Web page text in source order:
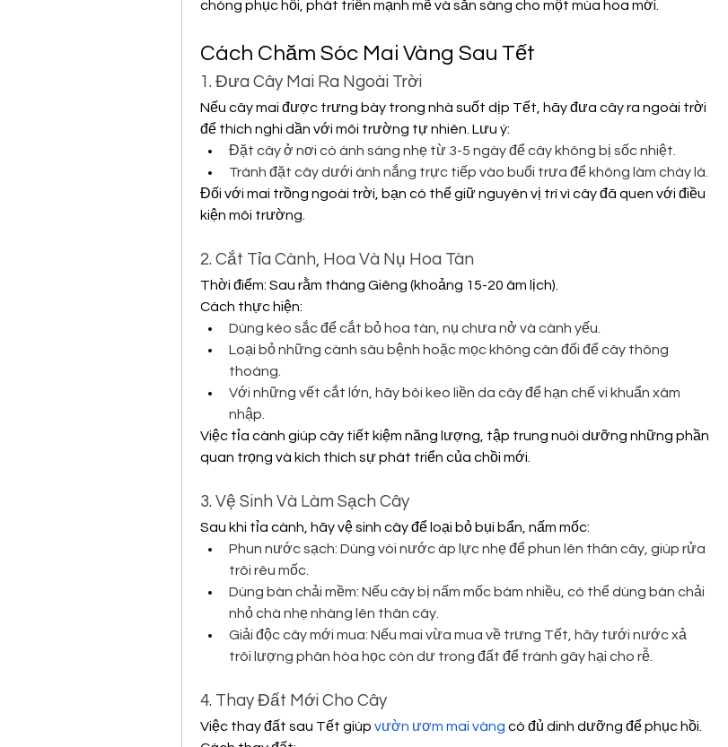
chóng phục hồi, phát triển mạnh mẽ và sẵn sàng cho một mùa hoa mới.
Cách Chăm Sóc Mai Vàng Sau Tết
1. Đưa Cây Mai Ra Ngoài Trời
Nếu cây mai được trưng bày trong nhà suốt dịp Tết, hãy đưa cây ra ngoài trời
để thích nghi dần với môi trường tự nhiên. Lưu ý:
Đặt cây ở nơi có ánh sáng nhẹ từ 3-5 ngày để cây không bị sốc nhiệt.
Tránh đặt cây dưới ánh nắng trực tiếp vào buổi trưa để không làm cháy lá.
Đối với mai trồng ngoài trời, bạn có thể giữ nguyên vị trí vì cây đã quen với điều
kiện môi trường.
2. Cắt Tỉa Cành, Hoa Và Nụ Hoa Tàn
Thời điểm: Sau rằm tháng Giêng (khoảng 15-20 âm lịch).
Cách thực hiện:
Dùng kéo sắc để cắt bỏ hoa tàn, nụ chưa nở và cành yếu.
Loại bỏ những cành sâu bệnh hoặc mọc không cân đối để cây thông
thoáng.
Với những vết cắt lớn, hãy bôi keo liền da cây để hạn chế vi khuẩn xâm
nhập.
Việc tỉa cành giúp cây tiết kiệm năng lượng, tập trung nuôi dưỡng những phần
quan trọng và kích thích sự phát triển của chồi mới.
3. Vệ Sinh Và Làm Sạch Cây
Sau khi tỉa cành, hãy vệ sinh cây để loại bỏ bụi bẩn, nấm mốc:
Phun nước sạch: Dùng vòi nước áp lực nhẹ để phun lên thân cây, giúp rửa
trôi rêu mốc.
Dùng bàn chải mềm: Nếu cây bị nấm mốc bám nhiều, có thể dùng bàn chải
nhỏ chà nhẹ nhàng lên thân cây.
Giải độc cây mới mua: Nếu mai vừa mua về trưng Tết, hãy tưới nước xả
trôi lượng phân hóa học còn dư trong đất để tránh gây hại cho rễ.
4. Thay Đất Mới Cho Cây
Việc thay đất sau Tết giúp vườn ươm mai vàng có đủ dinh dưỡng để phục hồi.